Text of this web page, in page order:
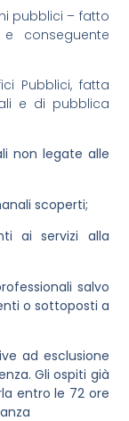
pubblici – fatto
conseguente
Pubblici, fatta
e di pubblica
non legate alle
scoperti;
ai servizi alla
salvo
o sottoposti a
ad esclusione
Gli ospiti già
entro le 72 ore